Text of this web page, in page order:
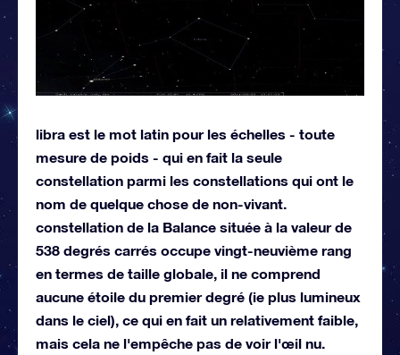
libra est le mot latin pour les échelles - toute
mesure de poids - qui en fait la seule
constellation parmi les constellations qui ont le
nom de quelque chose de non-vivant.
constellation de la Balance située à la valeur de
538 degrés carrés occupe vingt-neuvième rang
en termes de taille globale, il ne comprend
aucune étoile du premier degré (ie plus lumineux
dans le ciel), ce qui en fait un relativement faible,
mais cela ne l'empêche pas de voir l'œil nu.